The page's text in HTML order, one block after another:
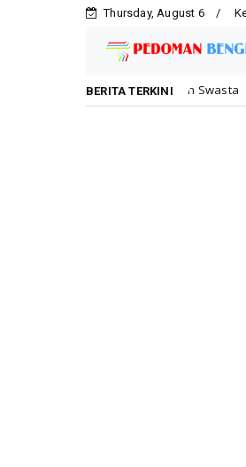
Thursday, August 6
BERITA TERKINI
Negeri dan Swasta Daerah